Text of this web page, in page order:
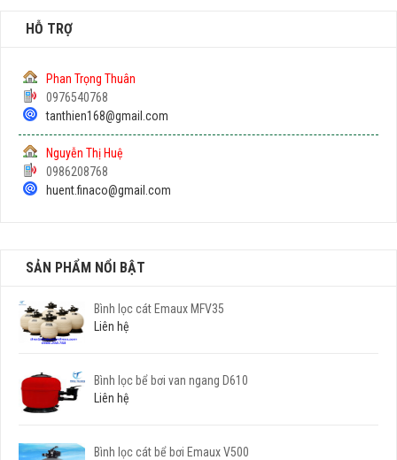
HỖ TRỢ
Phan Trọng Thuân
0976540768
tanthien168@gmail.com
Nguyễn Thị Huệ
0986208768
huent.finaco@gmail.com
SẢN PHẨM NỔI BẬT
Bình lọc cát Emaux MFV35
Liên hệ
Bình lọc bể bơi van ngang D610
Liên hệ
Bình lọc cát bể bơi Emaux V500